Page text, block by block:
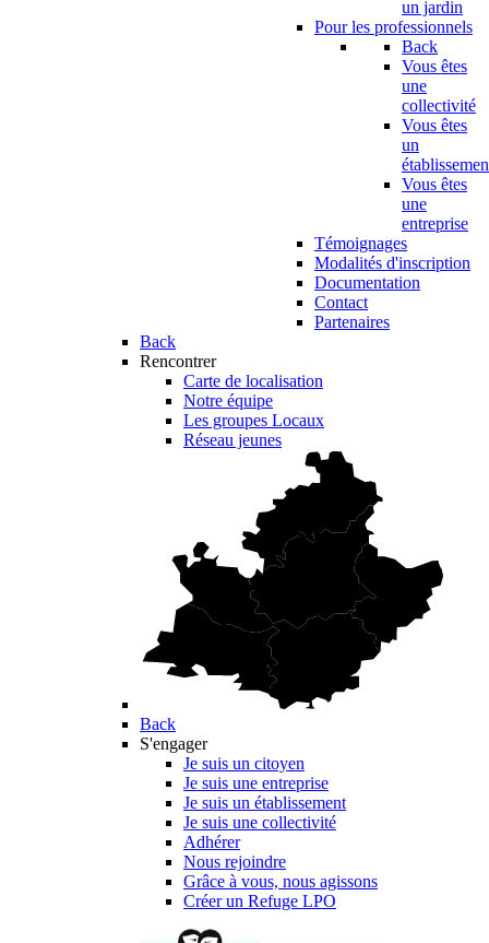
un jardin
Pour les professionnels
Back
Vous êtes
une
collectivité
Vous êtes
un
Vous êtes
une
entreprise
Témoignages
Modalités d'inscription
Documentation
Contact
Partenaires
Back
Rencontrer
Carte de localisation
Notre équipe
Les groupes Locaux
Réseau jeunes
Back
S'engager
Je suis un citoyen
Je suis une entreprise
Je suis un établissement
Je suis une collectivité
Adhérer
Nous rejoindre
Grâce à vous, nous agissons
Créer un Refuge LPO